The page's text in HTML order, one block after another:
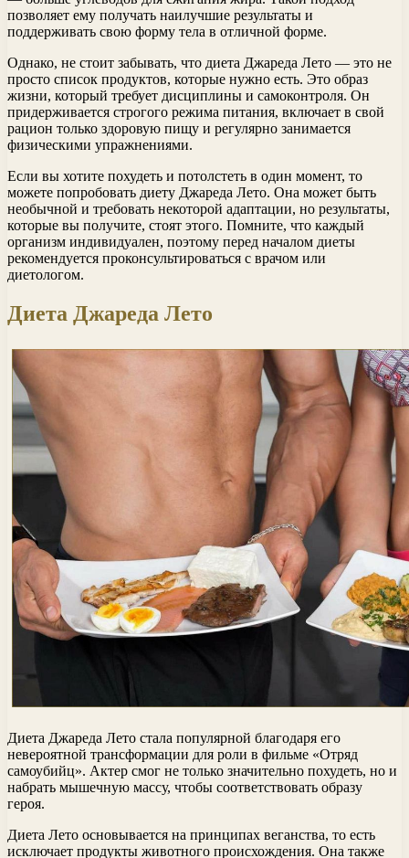
позволяет ему получать наилучшие результаты и
поддерживать свою форму тела в отличной форме.
Однако, не стоит забывать, что диета Джареда Лето — это не
просто список продуктов, которые нужно есть. Это образ
жизни, который требует дисциплины и самоконтроля. Он
придерживается строгого режима питания, включает в свой
рацион только здоровую пищу и регулярно занимается
физическими упражнениями.
Если вы хотите похудеть и потолстеть в один момент, то
можете попробовать диету Джареда Лето. Она может быть
необычной и требовать некоторой адаптации, но результаты,
которые вы получите, стоят этого. Помните, что каждый
организм индивидуален, поэтому перед началом диеты
рекомендуется проконсультироваться с врачом или
диетологом.
Диета Джареда Лето
Диета Джареда Лето стала популярной благодаря его
невероятной трансформации для роли в фильме «Отряд
самоубийц». Актер смог не только значительно похудеть, но и
набрать мышечную массу, чтобы соответствовать образу
героя.
Диета Лето основывается на принципах веганства, то есть
исключает продукты животного происхождения. Она также